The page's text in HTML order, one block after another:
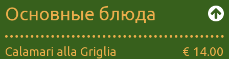
Основные блюда
Calamari alla Griglia
€ 14.00